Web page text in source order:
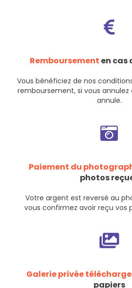
Remboursement en
Vous bénéficiez de nos
remboursement, si vous
annule.
Paiement du
photos
Votre argent est reversé au
vous confirmez avoir reçu vos
Galerie privée
papiers